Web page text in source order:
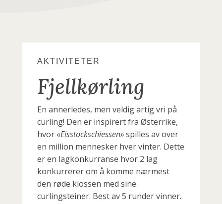
AKTIVITETER
Fjellkørling
En annerledes, men veldig artigvri på
curling! Den er inspirert fra Østerrike,
hvor «Eisstockschiessen»spilles av over
en million mennesker hver vinter. Dette
er en lagkonkurranse hvor 2 lag
konkurrerer om å komme nærmest
den røde klossen med sine
curlingsteiner. Best av 5 runder vinner.